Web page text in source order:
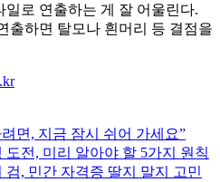
로 연출하는 게 잘 어울린다.
출하면 탈모나 흰머리 등 결점을
면, 지금 잠시 쉬어 가세요”
전, 미리 알아야 할 5가지 원칙
검, 민간 자격증 딸지 말지 고민